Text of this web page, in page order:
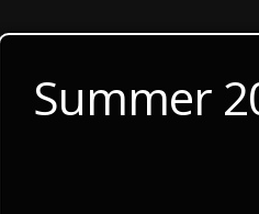
Summer